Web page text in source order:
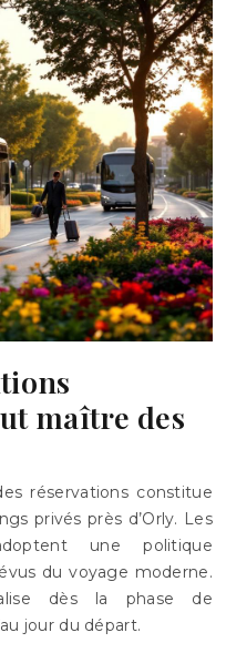
maître des
réservations constitue
privés près d’Orly. Les
une politique
du voyage moderne.
dès la phase de
jour du départ.